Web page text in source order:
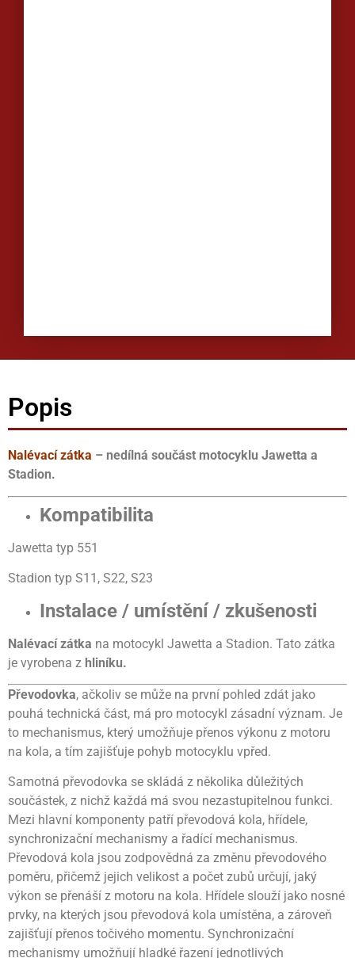
Popis
Nalévací zátka – nedílná součást motocyklu Jawetta a
Stadion.
Kompatibilita
Jawetta typ 551
Stadion typ S11, S22, S23
Instalace / umístění / zkušenosti
Nalévací zátka na motocykl Jawetta a Stadion. Tato zátka
je vyrobena z hliníku.
Převodovka, ačkoliv se může na první pohled zdát jako
pouhá technická část, má pro motocykl zásadní význam. Je
to mechanismus, který umožňuje přenos výkonu z motoru
na kola, a tím zajišťuje pohyb motocyklu vpřed.
Samotná převodovka se skládá z několika důležitých
součástek, z nichž každá má svou nezastupitelnou funkci.
Mezi hlavní komponenty patří převodová kola, hřídele,
synchronizační mechanismy a řadící mechanismus.
Převodová kola jsou zodpovědná za změnu převodového
poměru, přičemž jejich velikost a počet zubů určují, jaký
výkon se přenáší z motoru na kola. Hřídele slouží jako nosné
prvky, na kterých jsou převodová kola umístěna, a zároveň
zajišťují přenos točivého momentu. Synchronizační
mechanismy umožňují hladké řazení jednotlivých